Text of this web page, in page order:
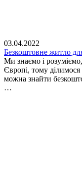
03.04.2022
Безкоштовне житло
Ми знаємо і
Європі, тому
можна знайти
…